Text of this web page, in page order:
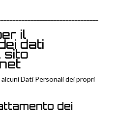
il
dati
sito
Dati Personali dei propri
dei